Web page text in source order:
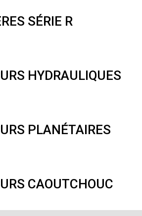
SÉRIE R
HYDRAULIQUES
PLANÉTAIRES
CAOUTCHOUC